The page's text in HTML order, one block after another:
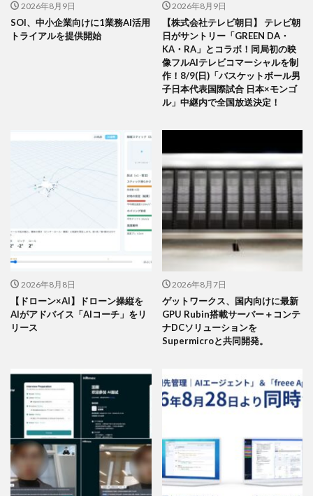
2026年8月9日
SOI、中小企業向けに1業務AI活用
トライアルを提供開始
2026年8月9日
【株式会社テレビ朝日】 テレビ朝
日がサントリー「GREEN DA・
KA・RA」とコラボ！同局初の映
像フルAIテレビコマーシャルを制
作！8/9(日)「バスケットボール男
子日本代表国際試合 日本×モンゴ
ル」中継内で全国放送決定！
2026年8月8日
【ドローン×AI】ドローン操縦を
AIがアドバイス「AIコーチ」をリ
リース
2026年8月7日
ゲットワークス、国内向けに最新
GPU Rubin搭載サーバー＋コンテ
ナDCソリューションを
Supermicroと共同開発。